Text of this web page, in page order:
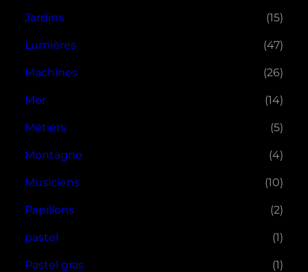
Jardins (15)
Lumières (47)
Machines (26)
Mer (14)
Métiers (5)
Montagne (4)
Musiciens (10)
Papillons (2)
pastel (1)
Pastel gras (1)